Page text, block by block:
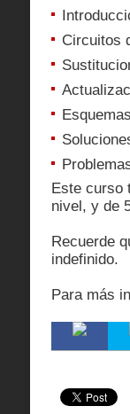
Circuitos
Este curso
nivel, y de
Recuerde
indefinido.
Para más